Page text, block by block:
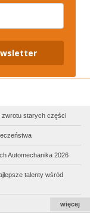
zwrotu starych części
Automechanika 2026
talenty wśród
więcej